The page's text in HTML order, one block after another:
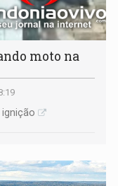
moto na